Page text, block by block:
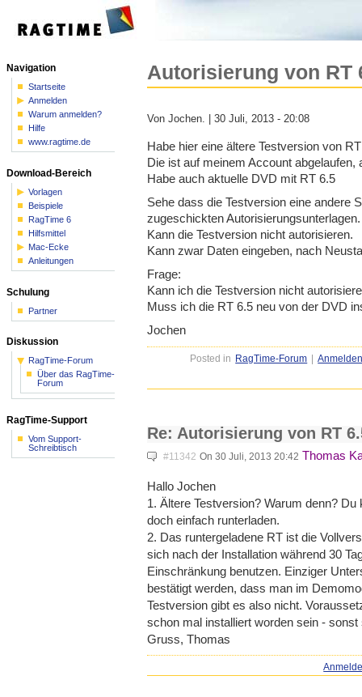
Autorisierung von RT
Von Jochen. | 30 Juli, 2013 - 20:08
Habe hier eine ältere Testversion von
Die ist auf meinem Account
Habe auch aktuelle DVD mit RT 6.5
Sehe dass die Testversion eine andere
zugeschickten Autorisierungsunterlagen.
Kann die Testversion nicht autorisieren.
Kann zwar Daten eingeben, nach
Frage:
Kann ich die Testversion nicht
Muss ich die RT 6.5 neu von der DVD
Jochen
Posted in RagTime-Forum |
Re: Autorisierung von RT
#11342 On 30 Juli, 2013 20:42 Thomas
Hallo Jochen
1. Ältere Testversion? Warum denn?
doch einfach runterladen.
2. Das runtergeladene RT ist die
sich nach der Installation während 30
Einschränkung benutzen. Einziger
bestätigt werden, dass man im
Testversion gibt es also nicht.
schon mal installiert worden sein -
Gruss, Thomas
Navigation
Startseite
Anmelden
Warum anmelden?
Hilfe
www.ragtime.de
Download-Bereich
Vorlagen
Beispiele
RagTime 6
Hilfsmittel
Mac-Ecke
Anleitungen
Schulung
Partner
Diskussion
RagTime-Forum
Über das RagTime-
Forum
RagTime-Support
Vom Support-
Schreibtisch